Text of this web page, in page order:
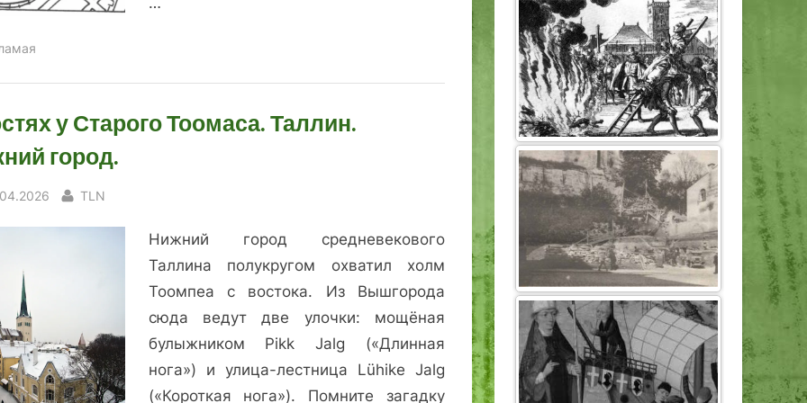
у Старого Тоомаса. Таллин.
город.
By
TLN
Нижний город средневекового
Таллина полукругом охватил холм
Тоомпеа с востока. Из Вышгорода
сюда ведут две улочки: мощёная
булыжником Pikk Jalg («Длинная
нога») и улица-лестница Lühike Jalg
(«Короткая нога»). Помните загадку